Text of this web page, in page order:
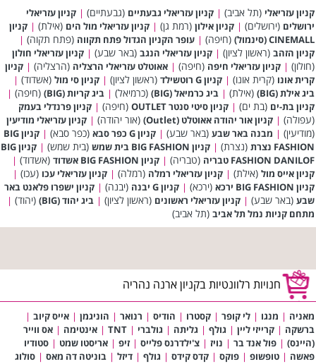
קניון עזריאלי (תל אביב) | קניון עזריאלי גבעתיים (גבעתיים) | קניון עזריאלי
ירושלים (ירושלים) | קניון אילון (רמת גן) | קניון עזריאלי מול הים (אילת) | קניון
CINEMALL (סינמול)
(חיפה) | עופר הקניון הגדול פתח תקווה (פתח תקוה) |
קניון הזהב (ראשון לציון) | קניון עזריאלי הנגב (באר שבע) | קניון עזריאלי חולון
(חולון) | קניון עזריאלי חיפה (חיפה) | אאוטלט עזריאלי הרצליה (הרצליה) | קניון
קרית אונו (קרית אונו) | קניון G רוטשילד (ראשון לציון) | קניון סי מול (אשדוד) |
ביג אילת (BIG)
(אילת) | ביג כרמיאל (BIG) (כרמיאל) | ביג קריות (BIG) (חיפה) |
קניון בת-ים (בת ים) | קניון סיטי סנטר OUTLET (חיפה) | קניון פרנדלי בעמק
(עפולה) | קניון אור יהודה אאוטלט (Outlet) (אור יהודה) | קניון עזריאלי מודיעין
(מודיעין) | מבנה באר שבע (באר שבע) | קניון G כפר סבא (כפר סבא) |
קניון BIG
FASHION נצרת
(נצרת) | קניון BIG FASHION בית שמש (בית שמש) |
קניון BIG
FASHION DANILOF טבריה
(טבריה) | קניון BIG FASHION אשדוד (אשדוד) |
קניון אייס מול (אילת) | קניון עזריאלי רמלה (רמלה) | קניון עזריאלי עכו (עכו) |
קניון BIG FASHION ירכא
(ירכא) | קניון G יבנה (יבנה) | קניון ישפרו פלאנט באר
שבע (באר שבע) | קניון עזריאלי ראשונים (ראשון לציון) | ביג יהוד (BIG) (יהוד) |
מתחם קניות נמל תל אביב (תל אביב)
חנויות רלוונטיות בקניון ארנה נהריה
מאניה | מנגו | לי קופר | קסטרו | הודיס | רנואר | הוניגמן | אייס קיוב |
ברשקה | קרייזי ליין | גולף | גליתה | גולברי |
TNT
| אינטימה | אס ווייר
(היינס) | פול אנד בר | נויז | צ'ילדרנס פלייס | זיפ | אריסטו שמט | סטודיו
פאשה | טופשופ | פוקס | קדס קידס | גולף | דיזל | בוניטה דה מאס | סולוג